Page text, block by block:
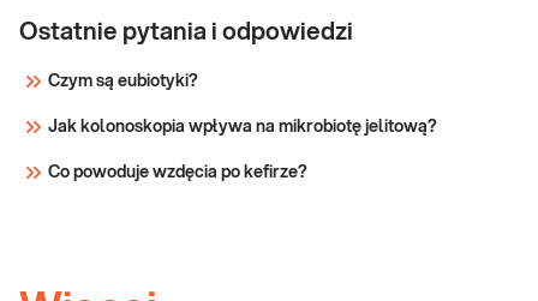
Ostatnie pytania i odpowiedzi
Czym są eubiotyki?
Jak kolonoskopia wpływa na mikrobiotę jelitową?
Co powoduje wzdęcia po kefirze?